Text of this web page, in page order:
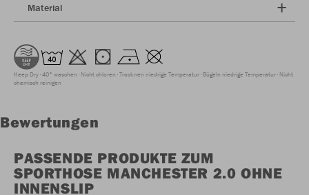
Material
Keep Dry 40° waschen Nicht chloren Trocknen niedrige Temperatur Bügeln niedrige Temperatur Nicht
chemisch reinigen
Bewertungen
PASSENDE PRODUKTE ZUM
SPORTHOSE MANCHESTER 2.0 OHNE
INNENSLIP